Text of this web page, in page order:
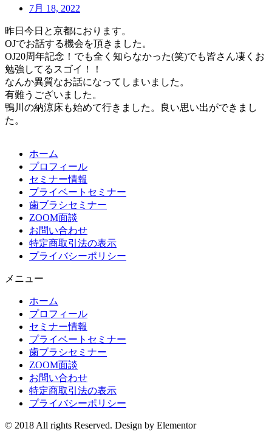
7月 18, 2022
昨日今日と京都におります。
OJでお話する機会を頂きました。
OJ20周年記念！でも全く知らなかった(笑)でも皆さん凄くお
勉強してるスゴイ！！
なんか異質なお話になってしまいました。
有難うございました。
鴨川の納涼床も始めて行きました。良い思い出ができまし
た。
ホーム
プロフィール
セミナー情報
プライベートセミナー
歯ブラシセミナー
ZOOM面談
お問い合わせ
特定商取引法の表示
プライバシーポリシー
メニュー
ホーム
プロフィール
セミナー情報
プライベートセミナー
歯ブラシセミナー
ZOOM面談
お問い合わせ
特定商取引法の表示
プライバシーポリシー
© 2018 All rights Reserved. Design by Elementor